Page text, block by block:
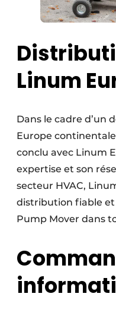
Linum
Dans le cadre d’un
Europe
conclu avec Linum
expertise et son
secteur HVAC,
distribution fiable
Pump Mover dans